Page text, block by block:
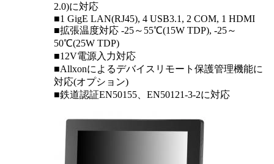
2.0)に対応
■1 GigE LAN(RJ45), 4 USB3.1, 2 COM, 1 HDMI
■拡張温度対応 -25～55℃(15W TDP), -25～
50℃(25W TDP)
■12V電源入力対応
■Allxonによるデバイスリモート保護管理機能に
対応(オプション)
■鉄道認証EN50155、EN50121-3-2に対応